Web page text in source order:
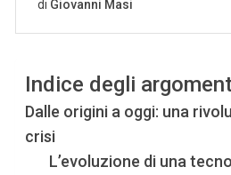
Indice degli
Dalle origini a oggi: una
crisi
L’evoluzione di una